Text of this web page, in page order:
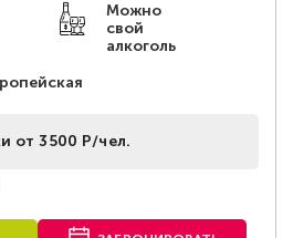
Можно
свой
алкоголь
от 3500 Р/чел.